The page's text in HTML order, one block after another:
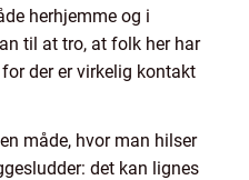
herhjemme og i
til at tro, at folk her har
der er virkelig kontakt
måde, hvor man hilser
det kan lignes